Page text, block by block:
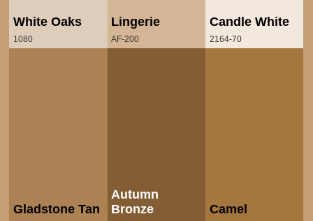
White Oaks
1080
Lingerie
AF-200
Candle White
2164-70
Gladstone Tan
Autumn
Bronze
Camel